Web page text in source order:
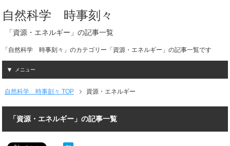
自然科学 時事刻々
「資源・エネルギー」の記事一覧
「自然科学 時事刻々」のカテゴリー「資源・エネルギー」の記事一覧です
メニュー
自然科学 時事刻々 TOP 資源・エネルギー
「資源・エネルギー」の記事一覧